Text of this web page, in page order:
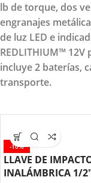
lb de torque, dos
engranajes
de luz LED e
REDLITHIUM™
incluye 2 baterías,
transporte.
-10%
LLAVE DE
INALÁMBRICA 1/